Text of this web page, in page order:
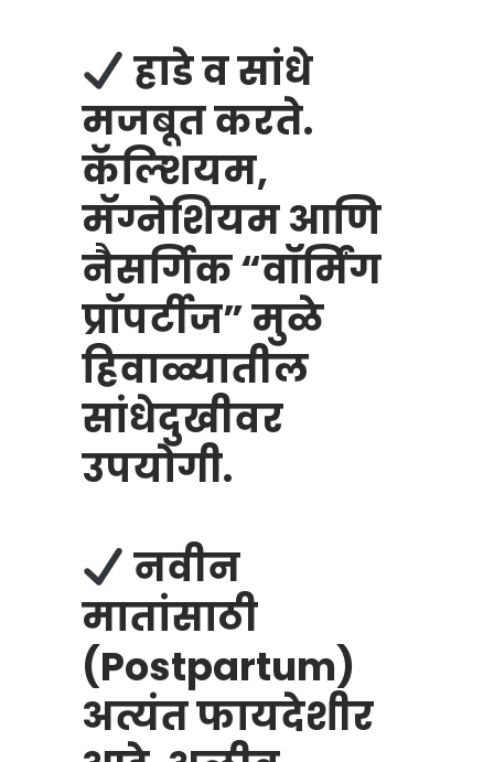
हाडे व सांधे
मजबूत करते.
कॅल्शियम,
मॅग्नेशियम आणि
नैसर्गिक “वॉर्मिंग
प्रॉपर्टीज” मुळे
हिवाळ्यातील
सांधेदुखीवर
उपयोगी.
नवीन
मातांसाठी
(Postpartum)
अत्यंत फायदेशीर